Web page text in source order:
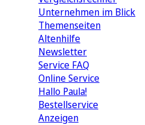
Unternehmen im Blick
Themenseiten
Altenhilfe
Newsletter
Service FAQ
Online Service
Hallo Paula!
Bestellservice
Anzeigen